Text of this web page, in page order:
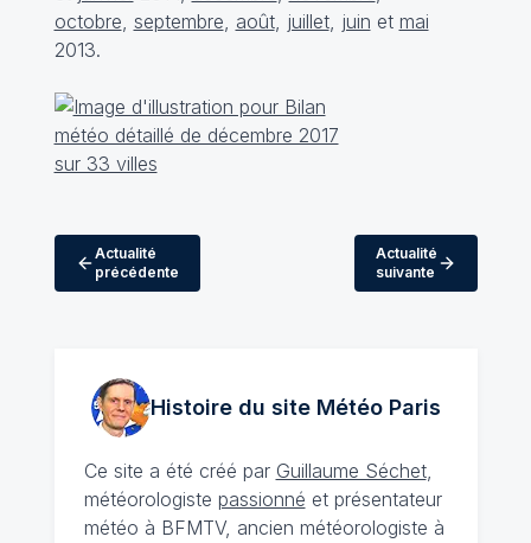
octobre, septembre, août, juillet, juin et mai
2013.
Actualité
précédente
Actualité
suivante
Histoire du site MétéoParis
Ce site a été créé par Guillaume Séchet,
météorologiste passionné et présentateur
météo à BFMTV, ancien météorologiste à